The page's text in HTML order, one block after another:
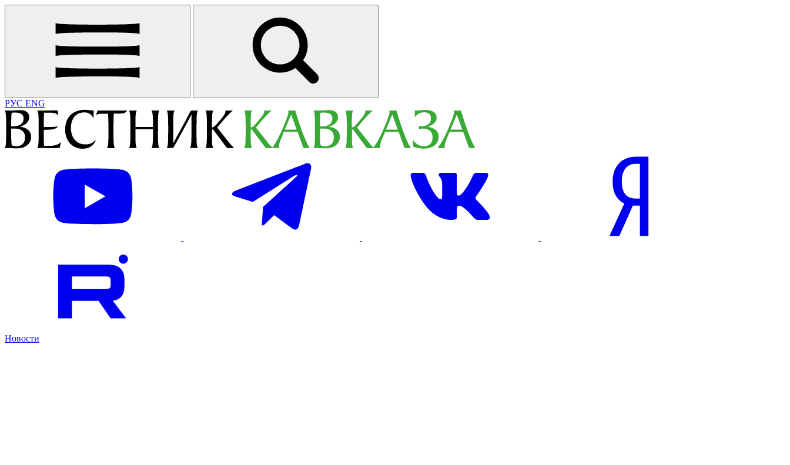
РУС ENG
Новости